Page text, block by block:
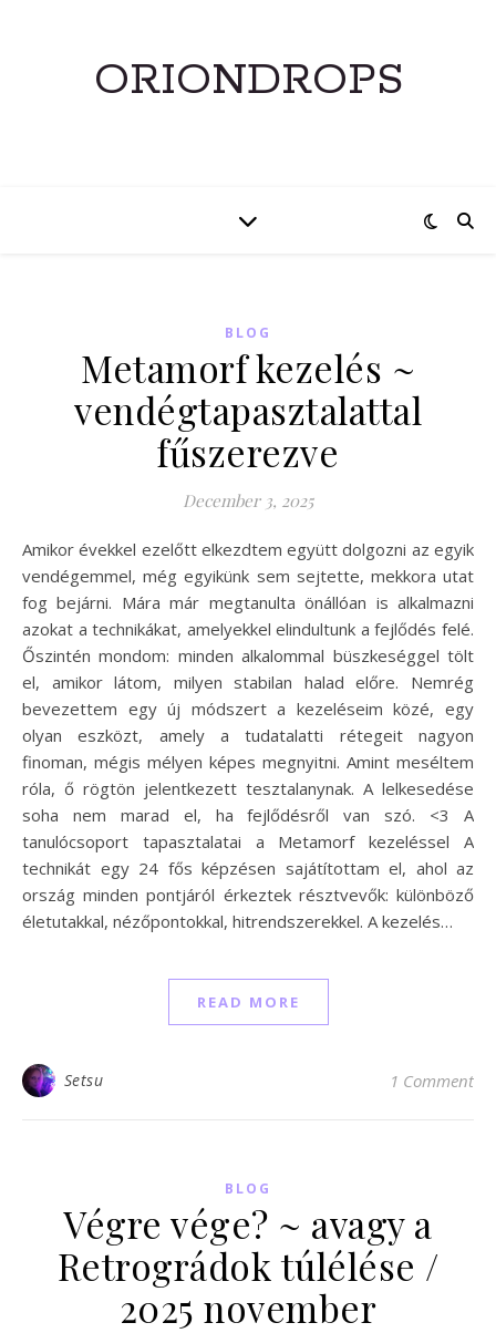
ORIONDROPS
BLOG
Metamorf kezelés ~
vendégtapasztalattal
fűszerezve
December 3, 2025
Amikor évekkel ezelőtt elkezdtem együtt dolgozni az egyik
vendégemmel, még egyikünk sem sejtette, mekkora utat
fog bejárni. Mára már megtanulta önállóan is alkalmazni
azokat a technikákat, amelyekkel elindultunk a fejlődés felé.
Őszintén mondom: minden alkalommal büszkeséggel tölt
el, amikor látom, milyen stabilan halad előre. Nemrég
bevezettem egy új módszert a kezeléseim közé, egy
olyan eszközt, amely a tudatalatti rétegeit nagyon
finoman, mégis mélyen képes megnyitni. Amint meséltem
róla, ő rögtön jelentkezett tesztalanynak. A lelkesedése
soha nem marad el, ha fejlődésről van szó. <3 A
tanulócsoport tapasztalatai a Metamorf kezeléssel A
technikát egy 24 fős képzésen sajátítottam el, ahol az
ország minden pontjáról érkeztek résztvevők: különböző
életutakkal, nézőpontokkal, hitrendszerekkel. A kezelés…
READ MORE
Setsu 1 Comment
BLOG
Végre vége? ~ avagy a
Retrográdok túlélése /
2025 november